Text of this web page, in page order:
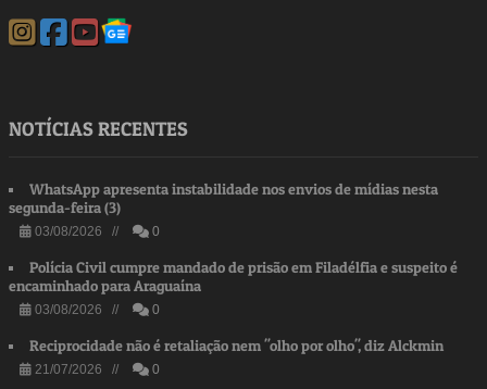
NOTÍCIAS RECENTES
WhatsApp apresenta instabilidade nos envios de mídias nesta
segunda-feira (3)
03/08/2026 // 0
Polícia Civil cumpre mandado de prisão em Filadélfia e suspeito é
encaminhado para Araguaína
03/08/2026 // 0
Reciprocidade não é retaliação nem "olho por olho", diz Alckmin
21/07/2026 // 0